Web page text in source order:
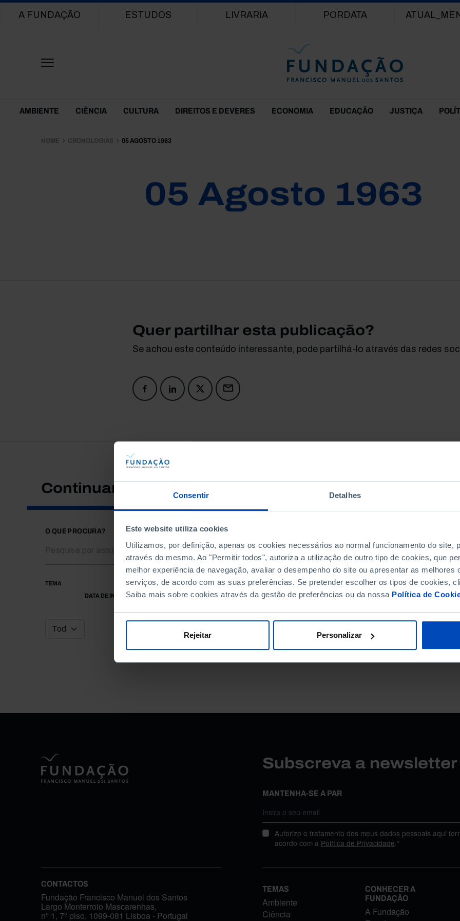
Consentir Detalhes
Este website utiliza cookies
Utilizamos, por definição, apenas os cookies necessários ao normal funcionamento do site,
através do mesmo. Ao "Permitir todos", autoriza a utilização de outro tipo de cookies, que
melhor experiência de navegação, avaliar o desempenho do site ou apresentar as melhores
serviços, de acordo com as suas preferências. Se pretender escolher os tipos de cookies,
Saiba mais sobre cookies através da gestão de preferências ou da nossa Política de
Rejeitar Personalizar
Main navigation
A FUNDAÇÃO ESTUDOS LIVRARIA PORDATA
Themes Menu
AMBIENTE CIÊNCIA CULTURA DIREITOS E DEVERES ECONOMIA EDUCAÇÃO JUSTIÇA
HOME CRONOLOGIAS 05 AGOSTO 1963
05 Agosto 1963
Quer partilhar esta publicação?
Se achou este conteúdo interessante, pode partilhá-lo através das redes
Continuar a pesquisar
O QUE PROCURA?
TEMA
DATA DE INÍCIO
DATA DE FIM
Subscreva a
MANTENHA-SE A PAR
Autorizo o tratamento dos meus dados pessoais aqui
acordo com a Política de Privacidade.*
CONTACTOS
Fundação Francisco Manuel dos Santos
Largo Monterroio Mascarenhas,
nº 1, 7º piso, 1099-081 Lisboa - Portugal
TEMAS
Ambiente
Ciência
CONHECER A
FUNDAÇÃO
A Fundação